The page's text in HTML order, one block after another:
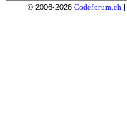
© 2006-2026 Codeforum.ch |